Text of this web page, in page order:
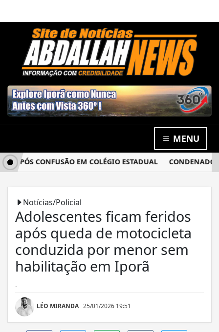
MENU
CONFUSÃO EM COLÉGIO ESTADUAL CONDENADO
Notícias/Policial
Adolescentes ficam feridos
após queda de motocicleta
conduzida por menor sem
habilitação em Iporã
.
LÉO MIRANDA 25/01/2026 19:51